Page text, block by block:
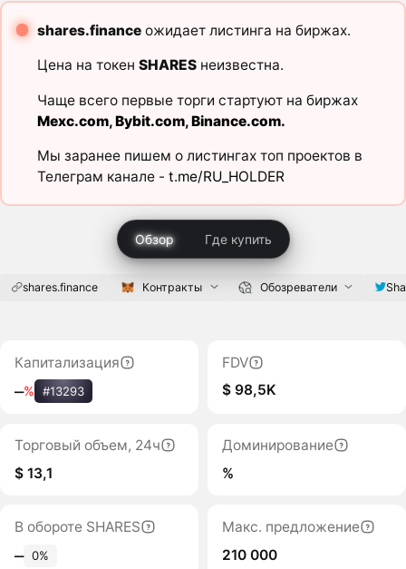
shares.financeожидает листинга на биржах.
Цена на токен SHARESнеизвестна.
Чаще всего первые торги стартуют на биржах
Mexc.com,Bybit.com,Binance.com.
Мы заранее пишем о листингах топ проектов в
Телеграм канале - t.me/RU_HOLDER
Обзор Где купить
shares.finance Контракты Обозреватели
Капитализация
‒% #13293
FDV
$ 98,5K
Торговый объем, 24ч
$ 13,1
Доминирование
%
В обороте SHARES
‒ 0%
Макс. предложение
210 000